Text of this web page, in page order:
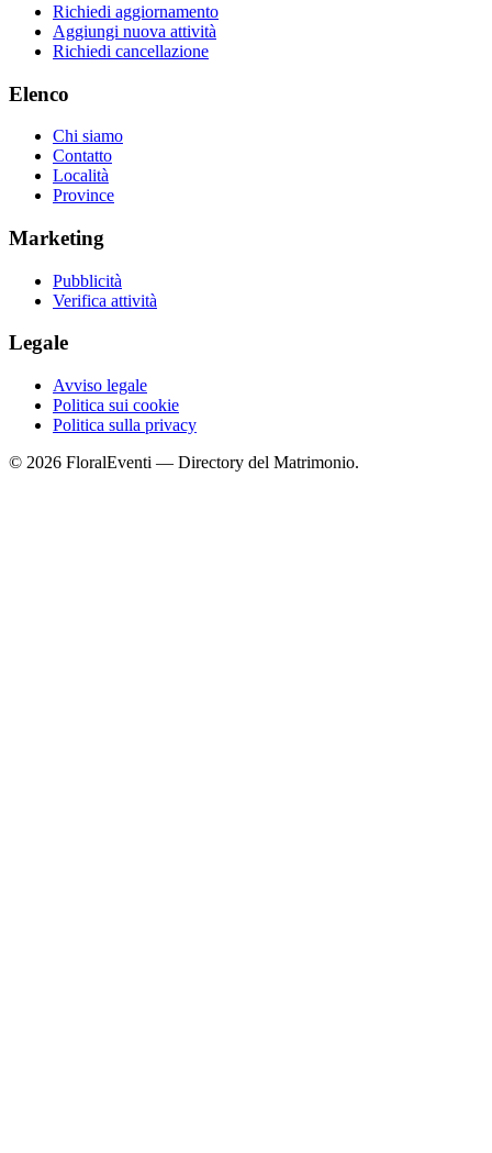
Richiedi aggiornamento
Aggiungi nuova attività
Richiedi cancellazione
Elenco
Chi siamo
Contatto
Località
Province
Marketing
Pubblicità
Verifica attività
Legale
Avviso legale
Politica sui cookie
Politica sulla privacy
© 2026 FloralEventi — Directory del Matrimonio.